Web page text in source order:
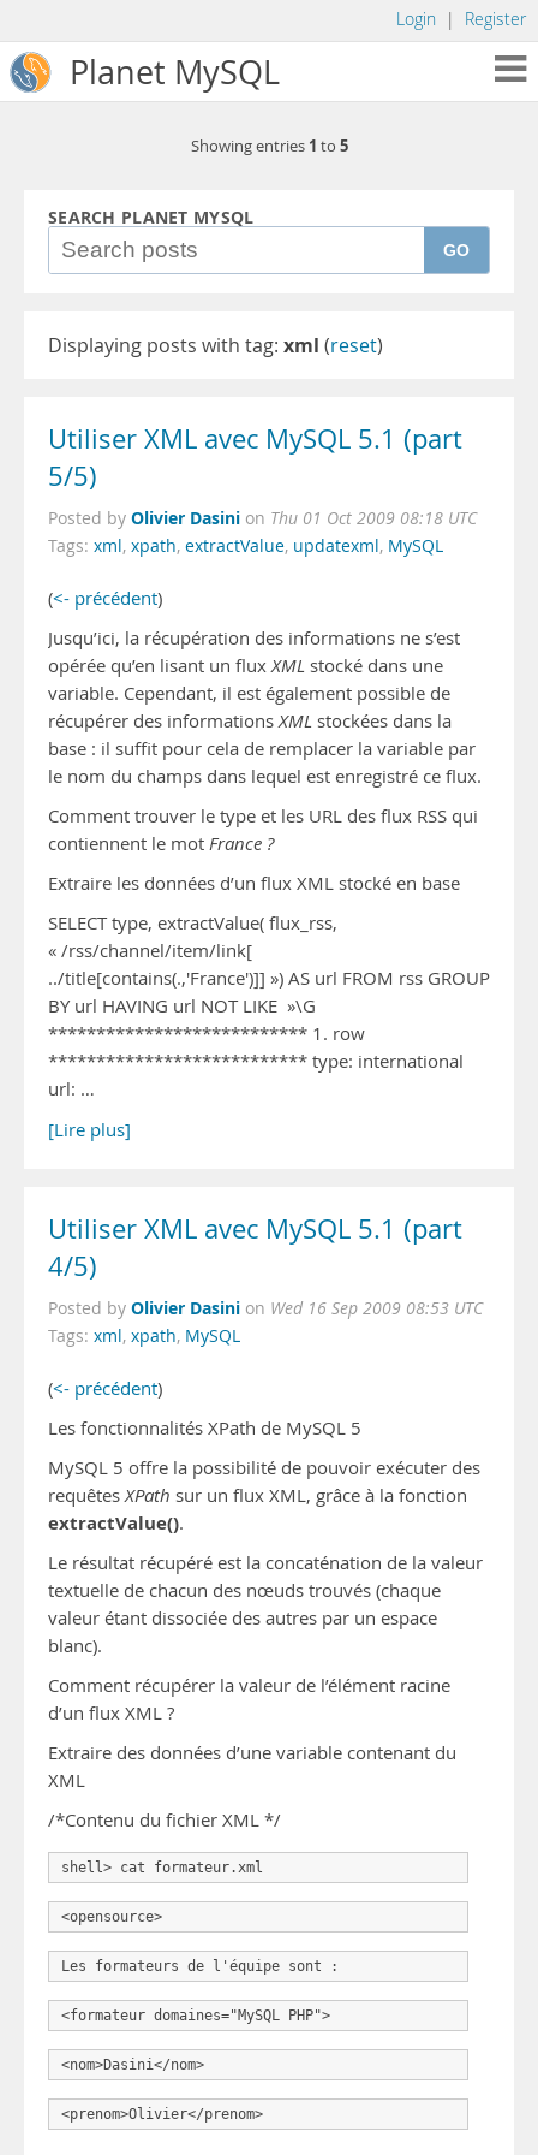
Login | Register
Planet MySQL
Showing entries 1 to 5
SEARCH PLANET MYSQL
GO
Displaying posts with tag: xml (reset)
Utiliser XML avec MySQL 5.1 (part
5/5)
Posted by Olivier Dasini on Thu 01 Oct 2009 08:18 UTC
Tags: xml, xpath, extractValue, updatexml, MySQL
(<- précédent)
Jusqu’ici, la récupération des informations ne s’est
opérée qu’en lisant un fluxXML stocké dans une
variable. Cependant, il est également possible de
récupérer des informationsXML stockées dans la
base : il suffit pour cela de remplacer la variable par
le nom du champs dans lequel est enregistré ce flux.
Comment trouver le type et les URL des flux RSS qui
contiennent le mot France ?
Extraire les données d’un flux XML stocké en base
SELECT type, extractValue( flux_rss,
« /rss/channel/item/link[
../title[contains(.,'France')]] ») AS url FROM rss GROUP
BY url HAVING url NOT LIKE »\G
*************************** 1. row
*************************** type: international
url: …
[Lire plus]
Utiliser XML avec MySQL 5.1 (part
4/5)
Posted by Olivier Dasini on Wed 16 Sep 2009 08:53 UTC
Tags: xml, xpath, MySQL
(<- précédent)
Les fonctionnalités XPath de MySQL 5
MySQL 5 offre la possibilité de pouvoir exécuter des
requêtesXPath sur un flux XML, grâce à la fonction
extractValue().
Le résultat récupéré est la concaténation de la valeur
textuelle de chacun des nœuds trouvés (chaque
valeur étant dissociée des autres par un espace
blanc).
Comment récupérer la valeur de l’élément racine
d’un flux XML ?
Extraire des données d’une variable contenant du
XML
/*Contenu du fichier XML */
shell> cat formateur.xml
<opensource>
Les formateurs de l'équipe sont :
<formateur domaines="MySQL PHP">
<nom>Dasini</nom>
<prenom>Olivier</prenom>